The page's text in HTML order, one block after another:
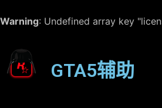
Warning: Undefined array key
GTA5辅助